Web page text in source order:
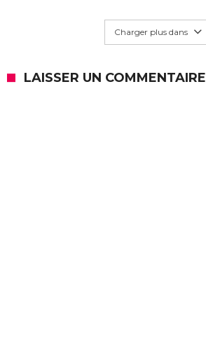
Charger plus dans
LAISSER UN COMMENTAIRE